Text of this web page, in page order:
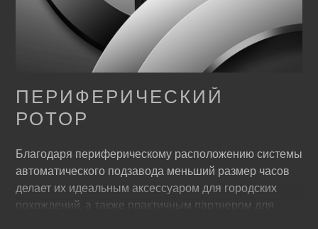
ПЕРИФЕРИЧЕСКИЙ
РОТОР
Благодаря периферическому расположению системы
автоматического подзавода меньший размер часов
делает их идеальным аксессуаром для городских
похождений, а также практичным партнером для